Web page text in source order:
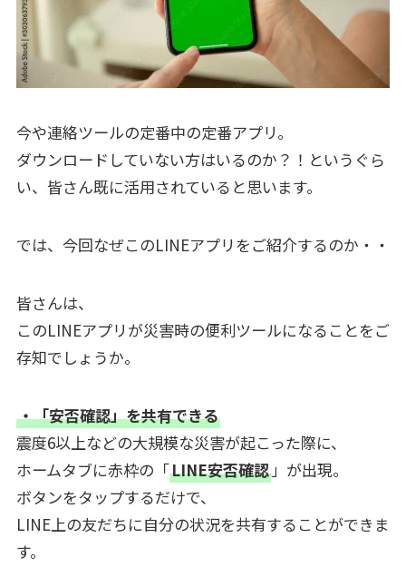
今や連絡ツールの定番中の定番アプリ。
ダウンロードしていない方はいるのか？！というぐら
い、皆さん既に活用されていると思います。
では、今回なぜこのLINEアプリをご紹介するのか・・
皆さんは、
このLINEアプリが災害時の便利ツールになることをご
存知でしょうか。
・「安否確認」を共有できる
震度6以上などの大規模な災害が起こった際に、
ホームタブに赤枠の「LINE安否確認」が出現。
ボタンをタップするだけで、
LINE上の友だちに自分の状況を共有することができま
す。